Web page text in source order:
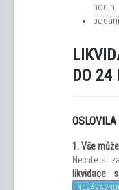
hodin,
DO 24
1.Vše
Nechte si
likvidace